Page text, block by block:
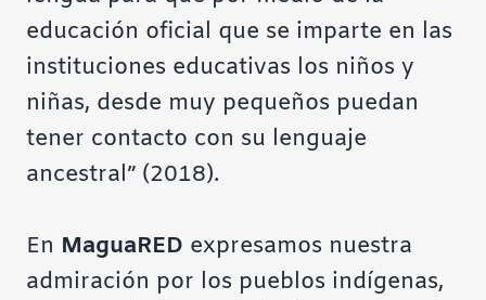
educación oficial que se imparte en las
instituciones educativas los niños y
niñas, desde muy pequeños puedan
tener contacto con su lenguaje
ancestral” (2018).
En MaguaRED expresamos nuestra
admiración por los pueblos indígenas,